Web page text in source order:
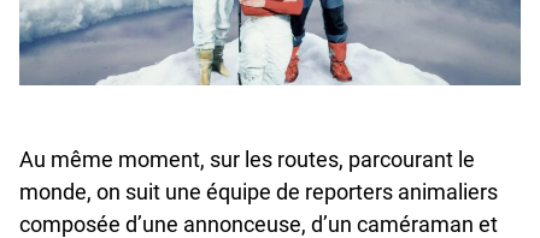
Au même moment, sur les routes, parcourant le
monde, on suit une équipe de reporters animaliers
composée d’une annonceuse, d’un caméraman et